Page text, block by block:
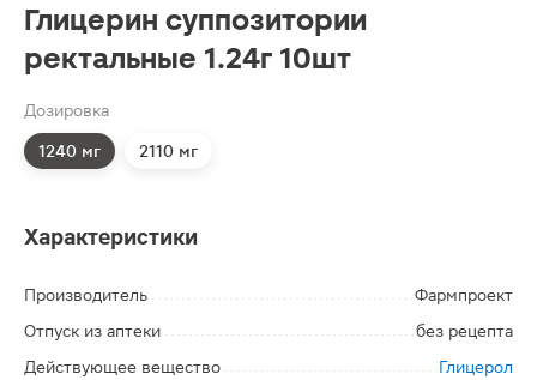
Глицерин суппозитории
ректальные 1.24г 10шт
Дозировка
1240 мг 2110 мг
Характеристики
Производитель
Фармпроект
Отпуск из аптеки
без рецепта
Действующее вещество
Глицерол